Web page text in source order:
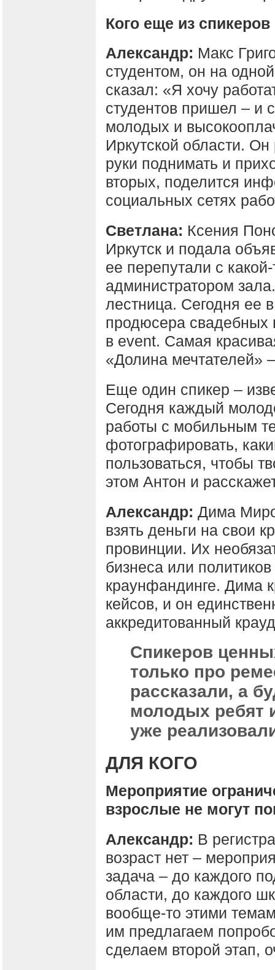
Кого еще из
Александр: Макс
студентом, он на
сказал: «Я хочу
студентов пришел – и
молодых и
Иркутской области.
руки поднимать и
вторых, поделится
социальных сетях
Светлана: Ксения
Иркутск и подала
ее перепутали с
администратором
лестница. Сегодня ее
продюсера свадебных
в event. Самая
«Долина мечтателей»
Еще один спикер –
Сегодня каждый
работы с мобильным
фотографировать,
пользоваться, чтобы
этом Антон и
Александр: Дима
взять деньги на свои
провинции. Их
бизнеса или
краунфандинге. Дима
кейсов, и он
аккредитованный
Спикеров
только про
рассказали, а
молодых ребят
уже
ДЛЯ КОГО
Мероприятие
взрослые не могут
Александр: В
возраст нет –
задача – до каждого
области, до каждого
вообще-то этими
им предлагаем
сделаем второй этап,